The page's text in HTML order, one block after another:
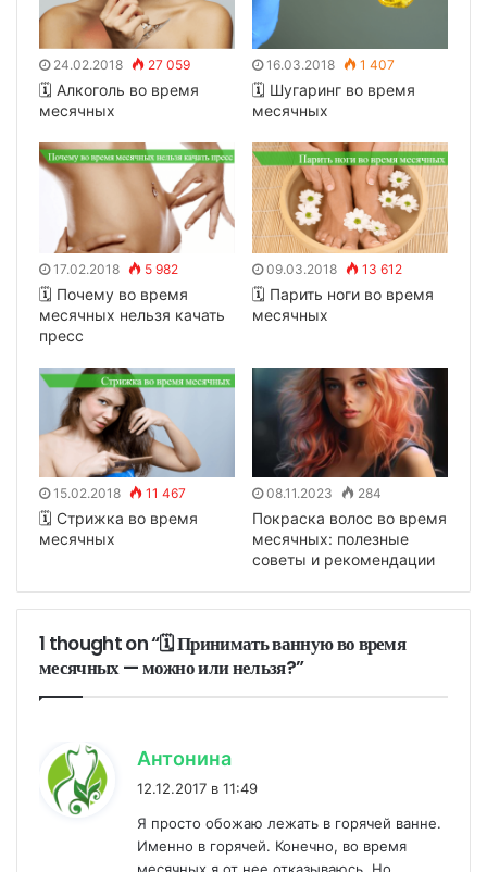
24.02.2018 27 059
🗓 Алкоголь во время
месячных
16.03.2018 1 407
🗓 Шугаринг во время
месячных
17.02.2018 5 982
🗓 Почему во время
месячных нельзя качать
пресс
09.03.2018 13 612
🗓 Парить ноги во время
месячных
15.02.2018 11 467
🗓 Стрижка во время
месячных
08.11.2023 284
Покраска волос во время
месячных: полезные
советы и рекомендации
1 thought on “🗓 Принимать ванную во время
месячных — можно или нельзя?”
Антонина
12.12.2017 в 11:49
Я просто обожаю лежать в горячей ванне.
Именно в горячей. Конечно, во время